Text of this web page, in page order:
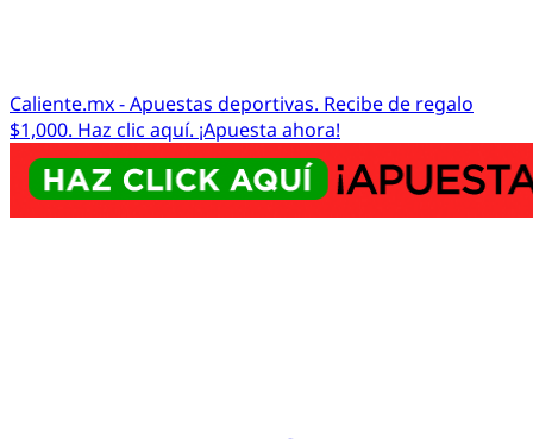
Caliente.mx - Apuestas deportivas. Recibe de regalo
$1,000. Haz clic aquí. ¡Apuesta ahora!